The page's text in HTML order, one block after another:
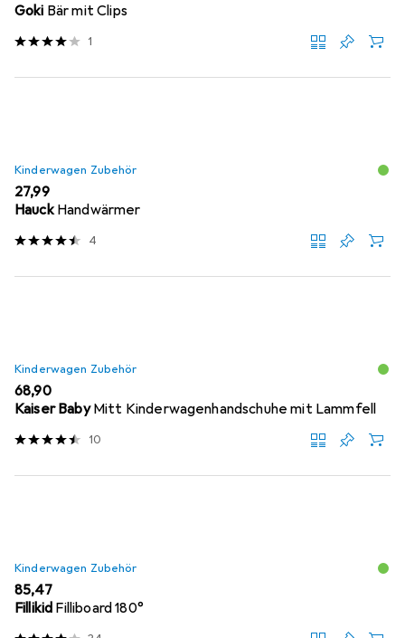
Goki Bär mit Clips
1
Kinderwagen Zubehör
EUR
27,99
Hauck Handwärmer
4
Kinderwagen Zubehör
EUR
68,90
Kaiser Baby Mitt Kinderwagenhandschuhe mit Lammfell
10
Kinderwagen Zubehör
EUR
85,47
Fillikid Filliboard 180°